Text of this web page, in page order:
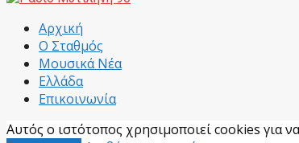
Αρχική
Ο Σταθμός
Μουσικά Νέα
Ελλάδα
Επικοινωνία
Αυτός ο ιστότοπος χρησιμοποιεί cookies για